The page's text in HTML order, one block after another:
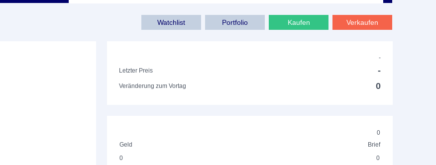
Verkaufen
Kaufen
Portfolio
Watchlist
-
Letzter Preis
-
Veränderung zum Vortag 0
0
Geld
Brief
0
0